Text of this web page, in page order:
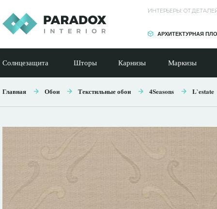
ИНТЕРЬЕРЫ: ОТ
АРХИТЕКТУРНАЯ
Солнцезащита Шторы Карнизы Маркизы
Главная Обои Текстильные обои 4Seasons L`estate